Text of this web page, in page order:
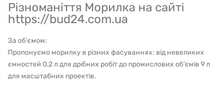
Різноманіття Морилка на сайті
https://bud24.com.ua
За об'ємом:
Пропонуємо морилку в різних фасуваннях: від невеликих
ємностей 0,2 л для дрібних робіт до промислових об'ємів 9 л
для масштабних проектів.